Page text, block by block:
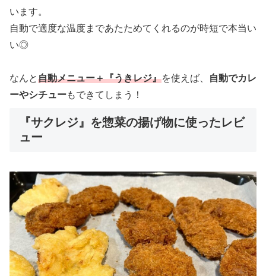
います。
自動で適度な温度まであたためてくれるのが時短で本当い
い◎
なんと自動メニュー＋『うきレジ』を使えば、
自動でカレ
ーやシチューもできてしまう！
『サクレジ』を惣菜の揚げ物に使ったレビ
ュー